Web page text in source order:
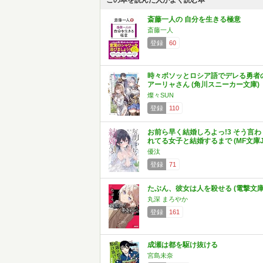
斎藤一人の 自分を生きる極意
斎藤一人
登録
60
時々ボソッとロシア語でデレる勇者
アーリャさん (角川スニーカー文庫)
燦々SUN
登録
110
お前ら早く結婚しろよっ!3 そう言わ
れてる女子と結婚するまで (MF文庫
優汰
登録
71
たぶん、彼女は人を殺せる (電撃文
丸深 まろやか
登録
161
成瀬は都を駆け抜ける
宮島未奈